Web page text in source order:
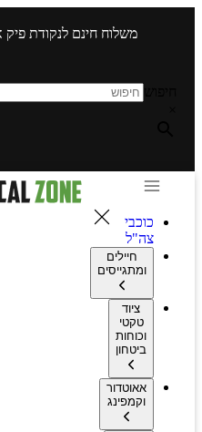
משלוח חינם לנקודת פיק אפ
כוכבי
צה"ל
חיילים
ומתגייסים
ציוד
טקטי
וכוחות
ביטחון
אאוטדור
וקמפינג